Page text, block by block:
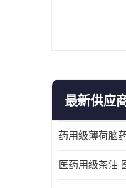
最新供应